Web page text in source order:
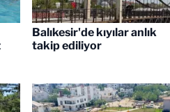
Balıkesir'de kıyılar anlık
takip ediliyor